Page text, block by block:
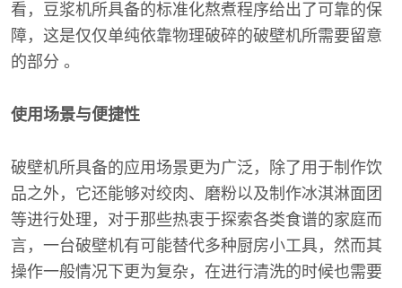
看，豆浆机所具备的标准化熬煮程序给出了可靠的保
障，这是仅仅单纯依靠物理破碎的破壁机所需要留意
的部分 。
使用场景与便捷性
破壁机所具备的应用场景更为广泛，除了用于制作饮
品之外，它还能够对绞肉、磨粉以及制作冰淇淋面团
等进行处理，对于那些热衷于探索各类食谱的家庭而
言，一台破壁机有可能替代多种厨房小工具，然而其
操作一般情况下更为复杂，在进行清洗的时候也需要